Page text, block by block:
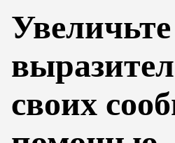
Увеличьте
своих